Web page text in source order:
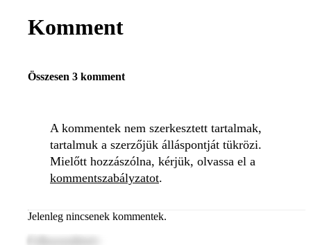
Komment
Összesen 3 komment
A kommentek nem szerkesztett tartalmak,
tartalmuk a szerzőjük álláspontját tükrözi.
Mielőtt hozzászólna, kérjük, olvassa el a
kommentszabályzatot.
Jelenleg nincsenek kommentek.